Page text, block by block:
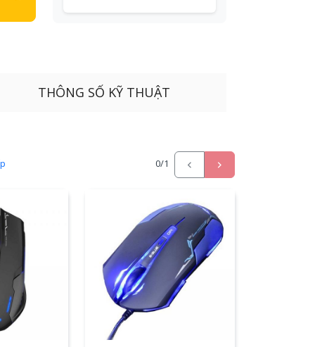
THÔNG SỐ KỸ THUẬT
0/1